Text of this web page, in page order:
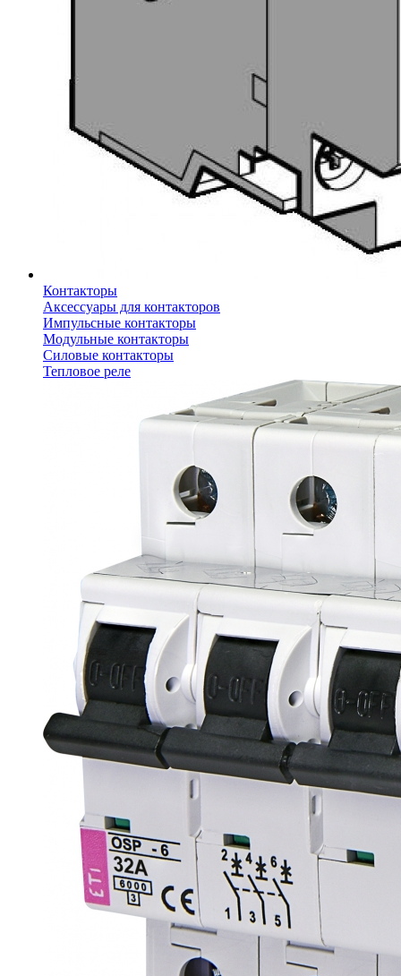
Контакторы
Аксессуары для контакторов
Импульсные контакторы
Модульные контакторы
Силовые контакторы
Тепловое реле